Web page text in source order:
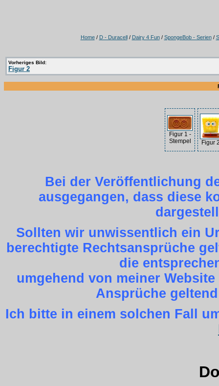
Home/ D - Duracell/ Dairy 4 Fun/ SpongeBob - Serien/
Vorheriges Bild:
Figur 2
Figur 1 -
Stempel
Figur
Bei der Veröffentlichung
ausgegangen, dass diese
Sollten wir unwissentlich ein
berechtigte Rechtsansprüche
die
umgehend von meiner
Ansprüche
Ich bitte in einem solchen Fall